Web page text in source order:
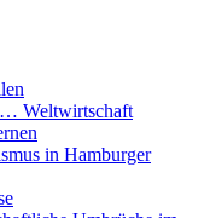
Weltwirtschaft
in Hamburger